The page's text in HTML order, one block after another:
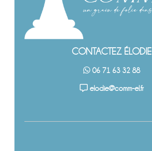
CONTACTEZ ÉLODIE
06 71 63 32 88
elodie@comm-el.fr